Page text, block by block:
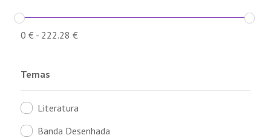
0 €- 222.28 €
Temas
Literatura
Banda Desenhada